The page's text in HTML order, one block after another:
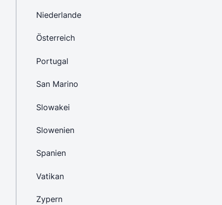
Niederlande
Österreich
Portugal
San Marino
Slowakei
Slowenien
Spanien
Vatikan
Zypern